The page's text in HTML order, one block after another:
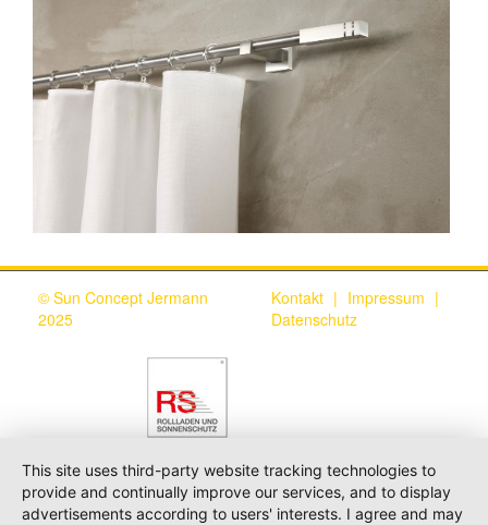
© Sun Concept Jermann
2025
Kontakt | Impressum |
Datenschutz
This site uses third-party website tracking technologies to
provide and continually improve our services, and to display
advertisements according to users' interests. I agree and may